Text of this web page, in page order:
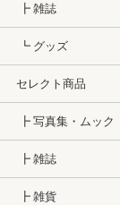
┣ 雑誌
┗ グッズ
セレクト商品
┣ 写真集・ムック
┣ 雑誌
┣ 雑貨